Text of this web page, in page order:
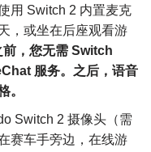
用 Switch 2 内置麦克
，或坐在后座观看游
前，您无需 Switch
服务。之后，语音
。
Switch 2 摄像头（需
赛车手旁边，在线游